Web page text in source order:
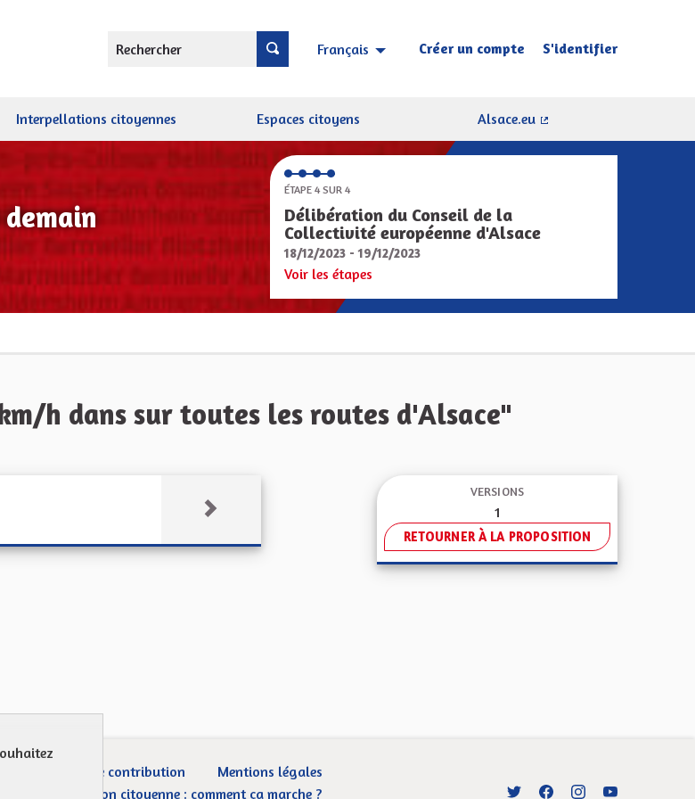
Rechercher Français Choisir la langue Sprache wählen
Créer un compte S'identifier
Interpellations citoyennes Espaces citoyens
Alsace.eu
ÉTAPE 4 SUR 4
Délibération du Conseil de la
Collectivité européenne d'Alsace
18/12/2023 - 19/12/2023
Voir les étapes
h dans sur toutes les routes d'Alsace"
VERSIONS
1
RETOURNER À LA PROPOSITION
Charte de contribution
Mentions légales
d’interpellation citoyenne : comment ça marche ? Entre vos mains - Collectivité
Entre vos mains -
Entre vos mains -
Entre vos